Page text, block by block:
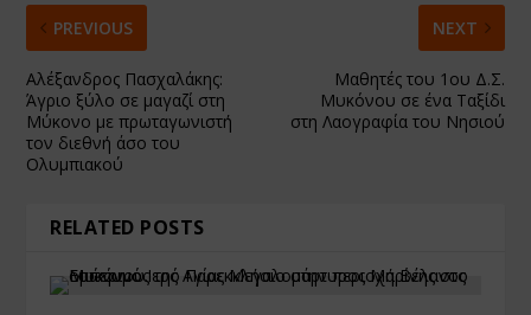
PREVIOUS
Αλέξανδρος Πασχαλάκης:
Άγριο ξύλο σε μαγαζί στη
Μύκονο με πρωταγωνιστή
τον διεθνή άσο του
Ολυμπιακού
NEXT
Μαθητές του 1ου Δ.Σ.
Μυκόνου σε ένα Ταξίδι
στη Λαογραφία του Νησιού
RELATED POSTS